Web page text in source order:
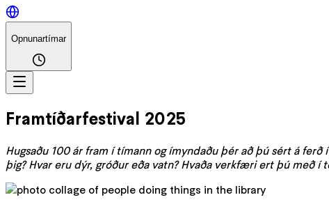
Opnunartímar
Framtíðarfestival 2025
Hugsaðu 100 ár fram í tímann og ímyndaðu þér að þú sért á
þig? Hvar eru dýr, gróður eða vatn? Hvaða verkfæri ert þú með